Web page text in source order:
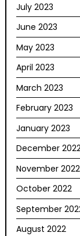
July 2023
June 2023
May 2023
April 2023
March 2023
February 2023
January 2023
December
November 2022
October 2022
September
August 2022